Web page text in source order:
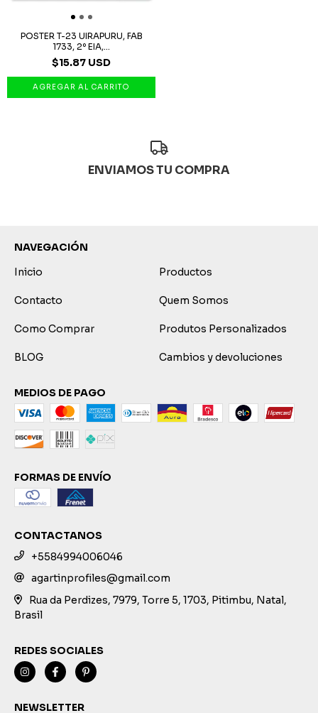
POSTER T-23 UIRAPURU, FAB
1733, 2º EIA,...
$15.87 USD
ENVIAMOS TU COMPRA
NAVEGACIÓN
Inicio
Productos
Contacto Quem Somos
Como Comprar Produtos Personalizados
BLOG Cambios y devoluciones
MEDIOS DE PAGO
FORMAS DE ENVÍO
CONTACTANOS
+5584994006046
agartinprofiles@gmail.com
Rua da Perdizes, 7979, Torre 5, 1703, Pitimbu, Natal,
Brasil
REDES SOCIALES
NEWSLETTER